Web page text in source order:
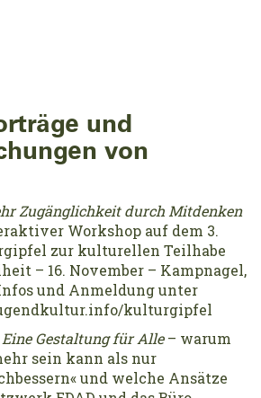
und
von
Zugänglichkeit durch Mitdenken
Workshop auf dem 3.
zur kulturellen Teilhabe
– 16. November – Kampnagel,
und Anmeldung unter
kulturgipfel
Gestaltung für Alle– warum
sein kann als nur
und welche Ansätze